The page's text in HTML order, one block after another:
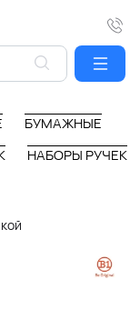
БУМАЖНЫЕ
НАБОРЫ РУЧЕК